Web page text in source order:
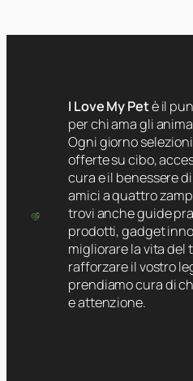
I Love My Petè il
per chi ama gli
Ogni giorno
offerte su cibo,
cura e il benessere
amici a quattro
trovi anche guide
prodotti, gadget
migliorare la vita del
rafforzare il vostro
prendiamo cura di
e attenzione.